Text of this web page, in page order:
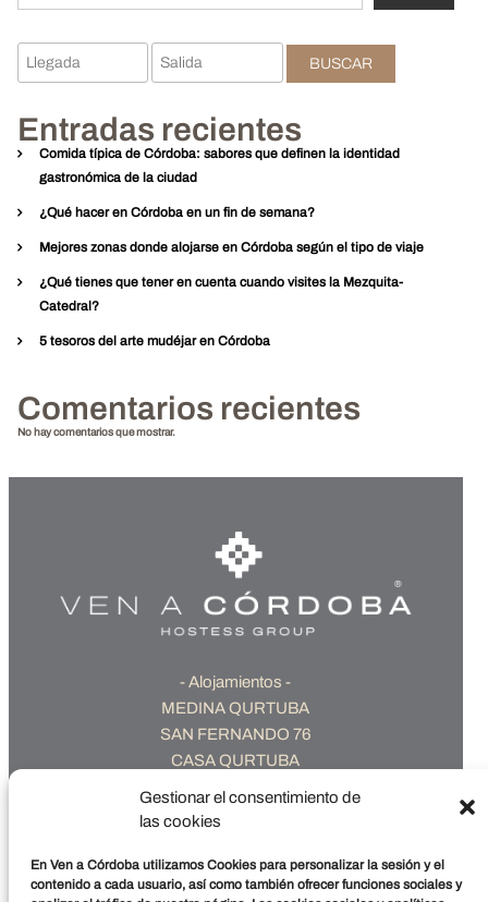
Gestionar el consentimiento de
las cookies
En Ven a Córdoba utilizamos Cookies para personalizar la sesión y el
contenido a cada usuario, así como también ofrecer funciones sociales y
BUSCAR
Entradas recientes
Comida típica de Córdoba: sabores que definen la identidad
gastronómica de la ciudad
¿Qué hacer en Córdoba en un fin de semana?
Mejores zonas donde alojarse en Córdoba según el tipo de viaje
¿Qué tienes que tener en cuenta cuando visites la Mezquita-
Catedral?
5 tesoros del arte mudéjar en Córdoba
Comentarios recientes
No hay comentarios que mostrar.
- Alojamientos -
MEDINA QURTUBA
SAN FERNANDO 76
CASA QURTUBA
POSADA DE ALMANZOR
ALCORNOCOSAS
BOUTIQUE CASA CALDEREROS